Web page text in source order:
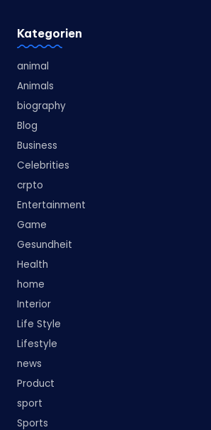
Kategorien
animal
Animals
biography
Blog
Business
Celebrities
crpto
Entertainment
Game
Gesundheit
Health
home
Interior
Life Style
Lifestyle
news
Product
sport
Sports